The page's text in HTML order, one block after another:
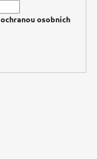
ochranou osobních